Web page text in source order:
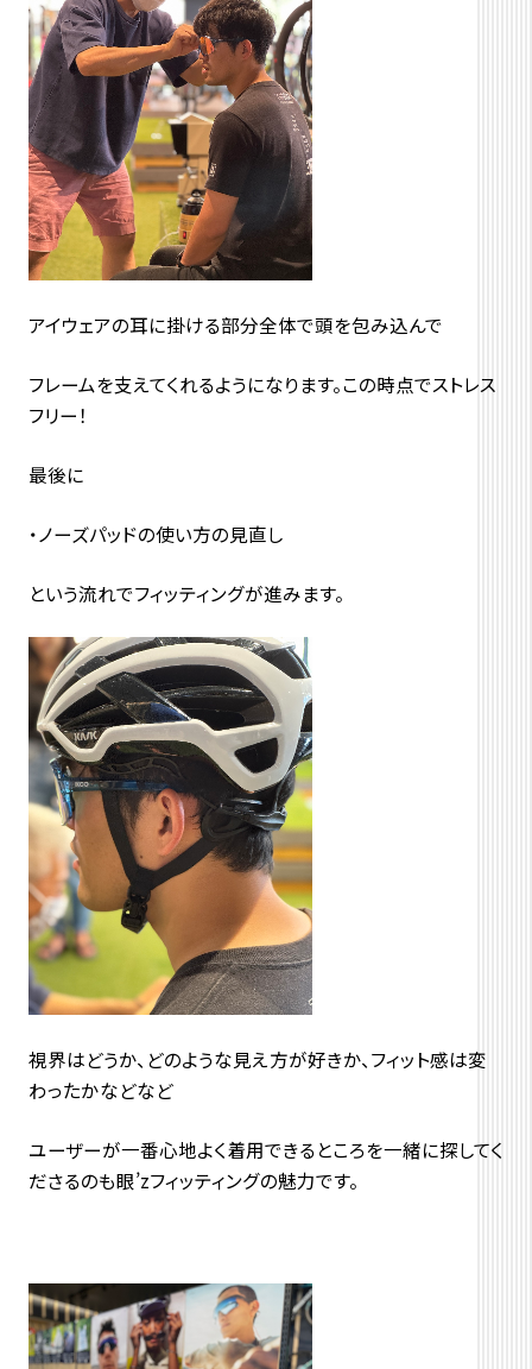
アイウェアの耳に掛ける部分全体で頭を包み込んで
フレームを支えてくれるようになります。この時点でストレス
フリー！
最後に
・ノーズパッドの使い方の見直し
という流れでフィッティングが進みます。
視界はどうか、どのような見え方が好きか、フィット感は変
わったかなどなど
ユーザーが一番心地よく着用できるところを一緒に探してく
ださるのも眼’zフィッティングの魅力です。